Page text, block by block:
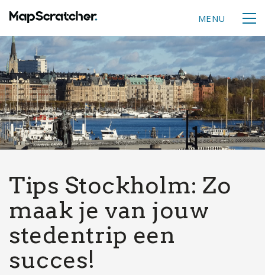
MENU
Tips Stockholm: Zo
maak je van jouw
stedentrip een
succes!